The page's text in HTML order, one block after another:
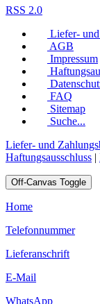
RSS 2.0
Liefer-
AGB
Impressum
FAQ
Sitemap
Suche...
Liefer- und
Haftungsausschluss |
Off-Canvas Toggle
Home
Telefonnummer
Lieferanschrift
E-Mail
WhatsApp